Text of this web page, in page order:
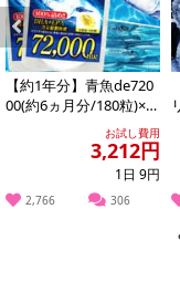
Previous
【約1年分】青魚de720
00(約6ヵ月分/180粒)×2
お試し費用
3,212円
1日 9円
2,766 306